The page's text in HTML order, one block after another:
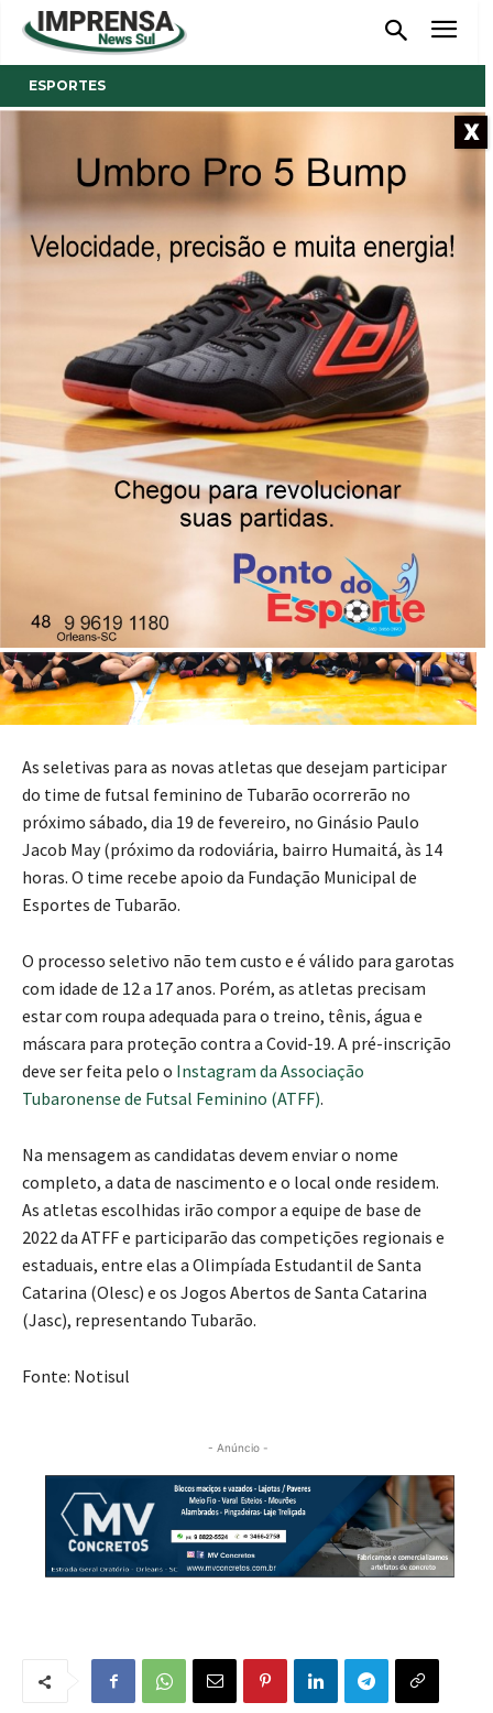
ESPORTES
Seletiva para o futsal
feminino de Tubarão será no
próximo sábado
Publicado por Imprensa News Sul 11/02/2022
As seletivas para as novas atletas que desejam participar
do time de futsal feminino de Tubarão ocorrerão no
próximo sábado, dia 19 de fevereiro, no Ginásio Paulo
Jacob May (próximo da rodoviária, bairro Humaitá, às 14
horas. O time recebe apoio da Fundação Municipal de
Esportes de Tubarão.
O processo seletivo não tem custo e é válido para garotas
com idade de 12 a 17 anos. Porém, as atletas precisam
estar com roupa adequada para o treino, tênis, água e
máscara para proteção contra a Covid-19. A pré-inscrição
deve ser feita pelo o Instagram da Associação
Tubaronense de Futsal Feminino (ATFF).
Na mensagem as candidatas devem enviar o nome
completo, a data de nascimento e o local onde residem.
As atletas escolhidas irão compor a equipe de base de
2022 da ATFF e participarão das competições regionais e
estaduais, entre elas a Olimpíada Estudantil de Santa
Catarina (Olesc) e os Jogos Abertos de Santa Catarina
(Jasc), representando Tubarão.
Fonte: Notisul
- Anúncio -
X